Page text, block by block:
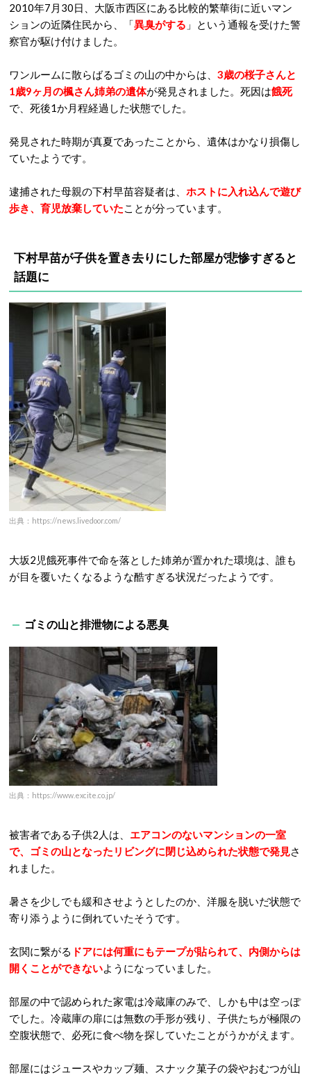
2010年7月30日、大阪市西区にある比較的繁華街に近いマン
ションの近隣住民から、「異臭がする 」という通報を受けた警
察官が駆け付けました。
ワンルームに散らばるゴミの山の中からは、 3歳の桜子さんと
1歳9ヶ月の楓さん姉弟の遺体が発見されました。死因は餓死
で、死後1か月程経過した状態でした。
発見された時期が真夏であったことから、遺体はかなり損傷し
ていたようです。
逮捕された母親の下村早苗容疑者は、 ホストに入れ込んで遊び
歩き、育児放棄していたことが分っています。
下村早苗が子供を置き去りにした部屋が悲惨すぎると
話題に
出典：https://news.livedoor.com/
大坂2児餓死事件で命を落とした姉弟が置かれた環境は、誰も
が目を覆いたくなるような酷すぎる状況だったようです。
ゴミの山と排泄物による悪臭
出典：https://www.excite.co.jp/
被害者である子供2人は、 エアコンのないマンションの一室
で、ゴミの山となったリビングに閉じ込められた状態で発見さ
れました。
暑さを少しでも緩和させようとしたのか、洋服を脱いだ状態で
寄り添うように倒れていたそうです。
玄関に繋がる ドアには何重にもテープが貼られて、内側からは
開くことができないようになっていました。
部屋の中で認められた家電は冷蔵庫のみで、しかも中は空っぽ
でした。冷蔵庫の扉には無数の手形が残り、子供たちが極限の
空腹状態で、必死に食べ物を探していたことがうかがえます。
部屋にはジュースやカップ麺、スナック菓子の袋やおむつが山